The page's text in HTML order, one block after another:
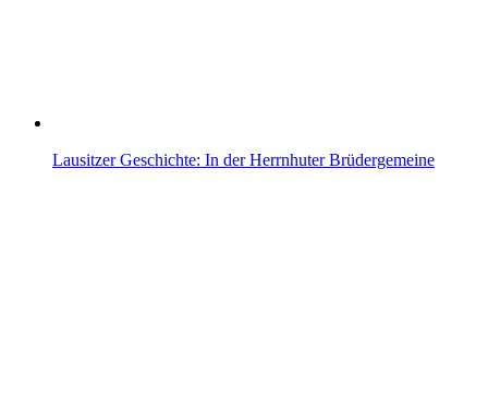
Lausitzer Geschichte: In der Herrnhuter Brüdergemeine